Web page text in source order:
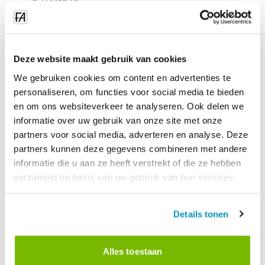
Deze website maakt gebruik van cookies
We gebruiken cookies om content en advertenties te
personaliseren, om functies voor social media te bieden
en om ons websiteverkeer te analyseren. Ook delen we
informatie over uw gebruik van onze site met onze
partners voor social media, adverteren en analyse. Deze
partners kunnen deze gegevens combineren met andere
informatie die u aan ze heeft verstrekt of die ze hebben
verzameld op basis van uw gebruik van hun services.
Details tonen
Alles toestaan
Stuur
Vinnige antwoord gewaarborg
Ons poog om binne 24 uur te reageer
Besoek ons in Purmerend
Vir 'n persoonlike demo, besoek ons kantoor.
Sien die sagteware in aksie en stel jou vrae.